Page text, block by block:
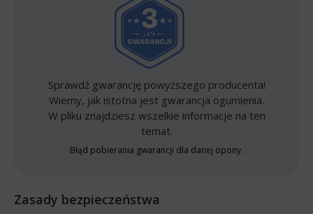
Sprawdź gwarancję powyższego producenta!
Wiemy, jak istotna jest gwarancja ogumienia.
W pliku znajdziesz wszelkie informacje na ten
temat.
Błąd pobierania gwarancji dla danej opony.
Zasady bezpieczeństwa